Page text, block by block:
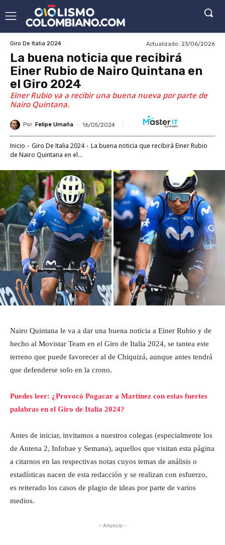
Giro De Italia 2024 Actualizado: 23/06/2026
La buena noticia que recibirá
Einer Rubio de Nairo Quintana en
el Giro 2024
Einer Rubio va a recibir una buena nueva por parte de
Nairo Quintana.
Por Felipe Umaña 16/05/2024
Inicio Giro De Italia 2024
La buena noticia que recibirá Einer Rubio
de Nairo Quintana en el...
Nairo Quintana le va a dar una buena noticia a Einer Rubio y de
hecho al Movistar Team en el Giro de Italia 2024, se tantea este
terreno que puede favorecer al de Chiquizá, aunque antes tendrá
que defenderse solo en la crono.
Puedes leer: ¿Provocó Pogacar a Martínez con estas fuertes
palabras en el Giro de Italia 2024?
Antes de iniciar, invitamos a nuestros colegas (especialmente los
de Antena 2, Infobae y Semana), aquellos que visitan esta página
a citarnos en las respectivas notas cuyos temas de análisis o
estadísticas nacen de esta redacción y se realizan con esfuerzo,
es reiterado los casos de plagio de ideas por parte de varios
medios.
- Anuncio -